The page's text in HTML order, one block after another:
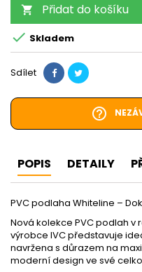
 Přidat do košíku
 Skladem
Sdílet
help_outline
POPIS DETAILY
PVC podlaha Whiteline –
Nová kolekce PVC podlah v
výrobce IVC představuje
navržena s důrazem na
moderní design ve své